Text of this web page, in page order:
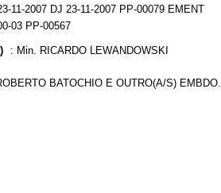
11-2007 DJ 23-11-2007 PP-00079 EMENT
03 PP-00567
: Min. RICARDO LEWANDOWSKI
BATOCHIO E OUTRO(A/S) EMBDO.